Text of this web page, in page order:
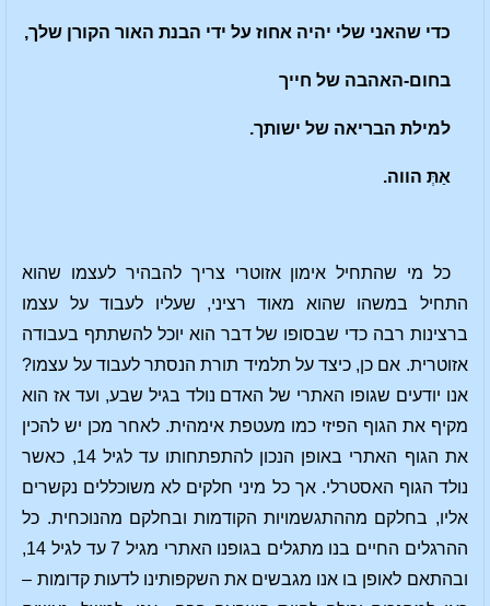
כדי שהאני שלי יהיה אחוז על ידי הבנת האור הקורן שלך,
בחום-האהבה של חייך
למילת הבריאה של ישותך.
אַתְּ הווה.
כל מי שהתחיל אימון אזוטרי צריך להבהיר לעצמו שהוא
התחיל במשהו שהוא מאוד רציני, שעליו לעבוד על עצמו
ברצינות רבה כדי שבסופו של דבר הוא יוכל להשתתף בעבודה
אזוטרית. אם כן, כיצד על תלמיד תורת הנסתר לעבוד על עצמו?
אנו יודעים שגופו האתרי של האדם נולד בגיל שבע, ועד אז הוא
מקיף את הגוף הפיזי כמו מעטפת אימהית. לאחר מכן יש להכין
את הגוף האתרי באופן הנכון להתפתחותו עד לגיל 14, כאשר
נולד הגוף האסטרלי. אך כל מיני חלקים לא משוכללים נקשרים
אליו, בחלקם מההתגשמויות הקודמות ובחלקם מהנוכחית. כל
ההרגלים החיים בנו מתגלים בגופנו האתרי מגיל 7 עד לגיל 14,
ובהתאם לאופן בו אנו מגבשים את השקפותינו לדעות קדומות –